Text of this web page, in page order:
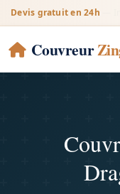
Devis gratuit en 24h
Couvreur